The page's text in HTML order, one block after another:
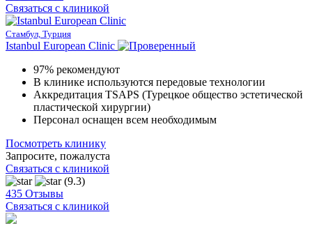
Связаться с клиникой
Стамбул, Турция
Istanbul European Clinic
97% рекомендуют
В клинике используются передовые технологии
Аккредитация TSAPS (Турецкое общество эстетической
пластической хирургии)
Персонал оснащен всем необходимым
Посмотреть клинику
Запросите, пожалуста
Связаться с клиникой
(9.3)
435 Отзывы
Связаться с клиникой